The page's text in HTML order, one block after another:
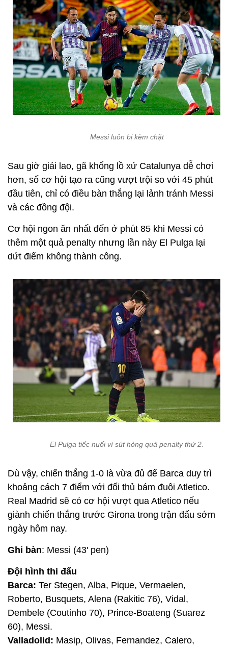
Messi luôn bị kèm chặt
Sau giờ giải lao, gã khổng lồ xứ Catalunya dễ chơi
hơn, số cơ hội tạo ra cũng vượt trội so với 45 phút
đầu tiên, chỉ có điều bàn thắng lại lảnh tránh Messi
và các đồng đội.
Cơ hội ngon ăn nhất đến ở phút 85 khi Messi có
thêm một quả penalty nhưng lần này El Pulga lại
dứt điểm không thành công.
El Pulga tiếc nuối vì sút hỏng quả penalty thứ 2.
Dù vậy, chiến thắng 1-0 là vừa đủ để Barca duy trì
khoảng cách 7 điểm với đối thủ bám đuôi Atletico.
Real Madrid sẽ có cơ hội vượt qua Atletico nếu
giành chiến thắng trước Girona trong trận đấu sớm
ngày hôm nay.
Ghi bàn: Messi (43' pen)
Đội hình thi đấu
Barca: Ter Stegen, Alba, Pique, Vermaelen,
Roberto, Busquets, Alena (Rakitic 76), Vidal,
Dembele (Coutinho 70), Prince-Boateng (Suarez
60), Messi.
Valladolid: Masip, Olivas, Fernandez, Calero,